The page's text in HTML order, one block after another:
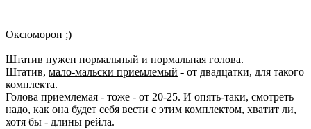
Оксюморон ;)
Штатив нужен нормальный и нормальная голова.
Штатив, мало-мальски приемлемый - от двадцатки, для такого
комплекта.
Голова приемлемая - тоже - от 20-25. И опять-таки, смотреть
надо, как она будет себя вести с этим комплектом, хватит ли,
хотя бы - длины рейла.